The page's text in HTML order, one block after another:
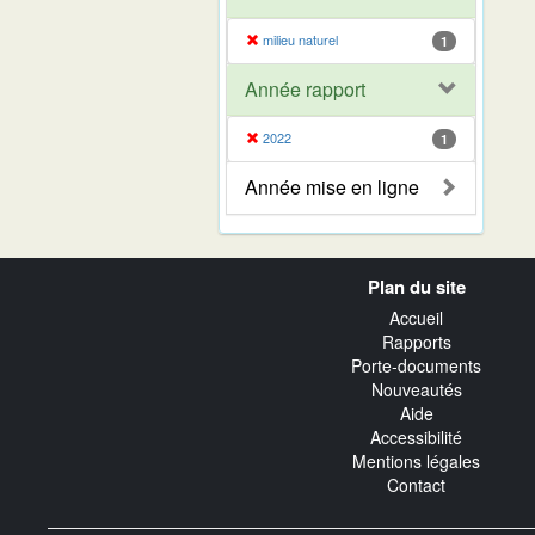
milieu naturel 1
Année rapport
2022 1
Année mise en ligne
Plan du site
Accueil
Rapports
Porte-documents
Nouveautés
Aide
Accessibilité
Mentions légales
Contact